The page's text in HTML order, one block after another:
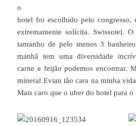
o
hotel foi escolhido pelo congresso,
extremamente solícita. Swissotel.
tamanho de pelo menos 3
manhã tem uma diversidade
carne e feijão podemos encontrar.
mineral Evian tão cara na minha
Mais caro que o uber do hotel para o